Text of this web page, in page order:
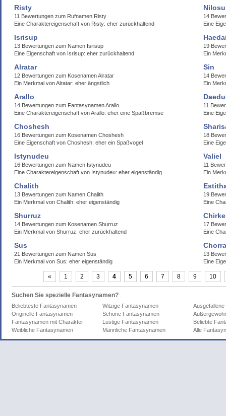
Risty
11 Bewertungen zum Rufnamen Risty
Eine Charaktereigenschaft von Risty: eher zurückhaltend
Nilosu
14
Eine
Isrisup
13 Bewertungen zum Namen Isrisup
Eine Eigenschaft von Isrisup: eher zurückhaltend
19
Ein
Alratar
12 Bewertungen zum Kosenamen Alratar
Ein Merkmal von Alratar: eher ängstlich
Sin
14
Ein
Arallo
14 Bewertungen zum Fantasynamen Arallo
Eine Charaktereigenschaft von Arallo: eher eine Spaßbremse
11
Eine
Choshesh
16 Bewertungen zum Kosenamen Choshesh
Eine Eigenschaft von Choshesh: eher ein Spaßvogel
18
Eine
Istynudeu
16 Bewertungen zum Namen Istynudeu
Eine Charaktereigenschaft von Istynudeu: eher eigenständig
Valiel
11
Ein
Chalith
13 Bewertungen zum Namen Chalith
Ein Merkmal von Chalith: eher eigenständig
19
Eine
Shurruz
14 Bewertungen zum Kosenamen Shurruz
Ein Merkmal von Shurruz: eher zurückhaltend
17
Eine
Sus
21 Bewertungen zum Namen Sus
Ein Merkmal von Sus: eher eigenständig
13
Eine
« 1 2 3 4 5 6 7 8 9 10
Suchen Sie spezielle Fantasynamen?
Beliebteste Fantasynamen Witzige Fantasynamen
Originelle Fantasynamen
Schöne Fantasynamen
Fantasynamen mit Charakter
Lustige Fantasynamen
Beliebte
Weibliche Fantasynamen
Männliche Fantasynamen Alle